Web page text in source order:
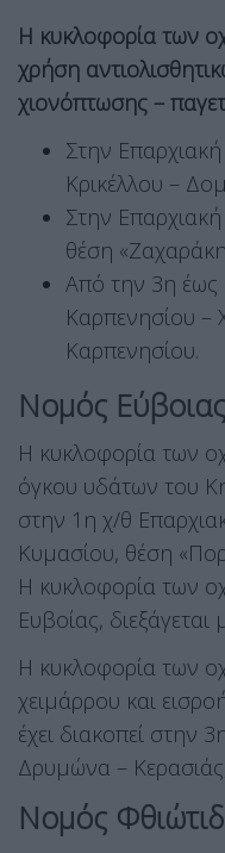
Η κυκλοφορία των
χρήση
χιονόπτωσης –
Στην
Κρικέλλου –
Στην
θέση
Από την 3η έως
Καρπενησίου –
Καρπενησίου.
Νομός Εύβοιας
Η κυκλοφορία των
όγκου υδάτων του
στην 1η χ/θ
Κυμασίου, θέση
Η κυκλοφορία των
Ευβοίας,
Η κυκλοφορία των
χειμάρρου και
έχει διακοπεί στην
Δρυμώνα –
Νομός